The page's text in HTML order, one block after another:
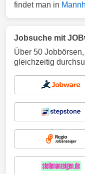
findet man in
Jobsuche mit
Über 50
gleichzeitig